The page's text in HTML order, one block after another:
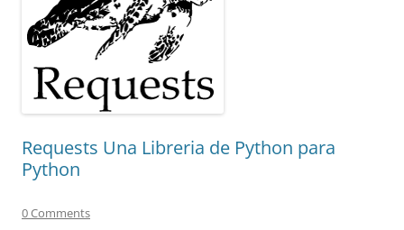
Requests Una Libreria de Python para
Python
0 Comments